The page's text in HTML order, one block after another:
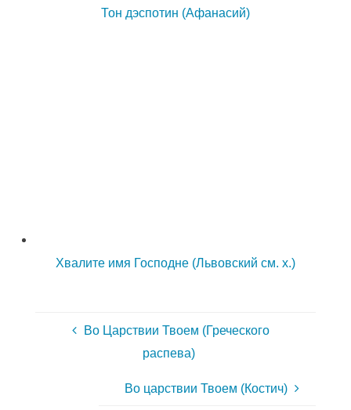
Тон дэспотин (Афанасий)
Хвалите имя Господне (Львовский см. х.)
Во Царствии Твоем (Греческого
распева)
Во царствии Твоем (Костич)